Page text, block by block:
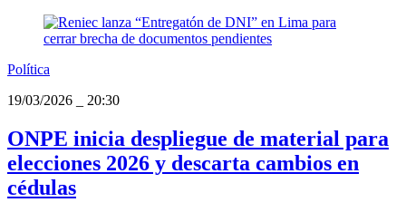
Política
19/03/2026
20:30
ONPE inicia despliegue de material para
elecciones 2026 y descarta cambios en
cédulas